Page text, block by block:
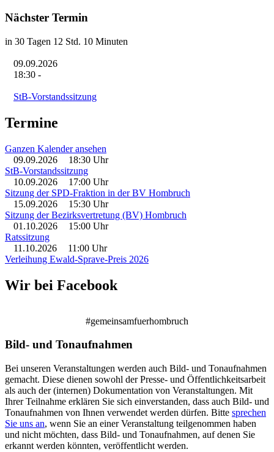
Nächster Termin
in 30 Tagen 12 Std. 10 Minuten
09.09.2026
18:30 -
StB-Vorstandssitzung
Termine
Ganzen Kalender ansehen
09.09.2026
18:30 Uhr
StB-Vorstandssitzung
10.09.2026
17:00 Uhr
Sitzung der SPD-Fraktion in der BV Hombruch
15.09.2026
15:30 Uhr
Sitzung der Bezirksvertretung (BV) Hombruch
01.10.2026
15:00 Uhr
Ratssitzung
11.10.2026
11:00 Uhr
Verleihung Ewald-Sprave-Preis 2026
Wir bei Facebook
#gemeinsamfuerhombruch
Bild- und Tonaufnahmen
Bei unseren Veranstaltungen werden auch Bild- und Tonaufnahmen
gemacht. Diese dienen sowohl der Presse- und Öffentlichkeitsarbeit
als auch der (internen) Dokumentation von Veranstaltungen. Mit
Ihrer Teilnahme erklären Sie sich einverstanden, dass auch Bild- und
Tonaufnahmen von Ihnen verwendet werden dürfen. Bitte sprechen
Sie uns an, wenn Sie an einer Veranstaltung teilgenommen haben
und nicht möchten, dass Bild- und Tonaufnahmen, auf denen Sie
erkannt werden könnten, veröffentlicht werden.